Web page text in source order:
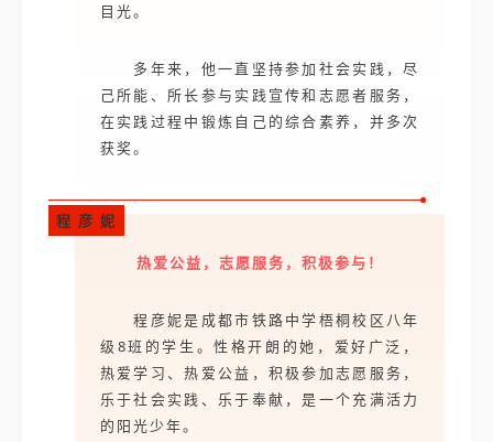
目光。
多年来，他一直坚持参加社会实践，尽
己所能、所长参与实践宣传和志愿者服务，
在实践过程中锻炼自己的综合素养，并多次
获奖。
程 彦 妮
热爱公益，志愿服务，积极参与！
程彦妮是成都市铁路中学梧桐校区八年
级8班的学生。性格开朗的她，爱好广泛，
热爱学习、热爱公益，积极参加志愿服务，
乐于社会实践、乐于奉献，是一个充满活力
的阳光少年。